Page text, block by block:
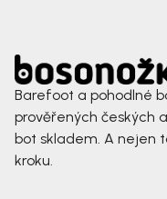
Barefoot a pohodlné
prověřených českých
bot skladem. A nejen
kroku.